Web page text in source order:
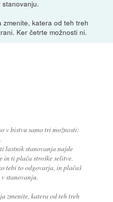
stanovanju.
zmenite, katera od teh treh
Ker četrte možnosti ni.
v bistvu samo tri možnosti:
lastnik stanovanja najde
in ti plača stroške selitve.
tebi to odgovarja, in plačaš
stanovanju.
zmenite, katera od teh treh